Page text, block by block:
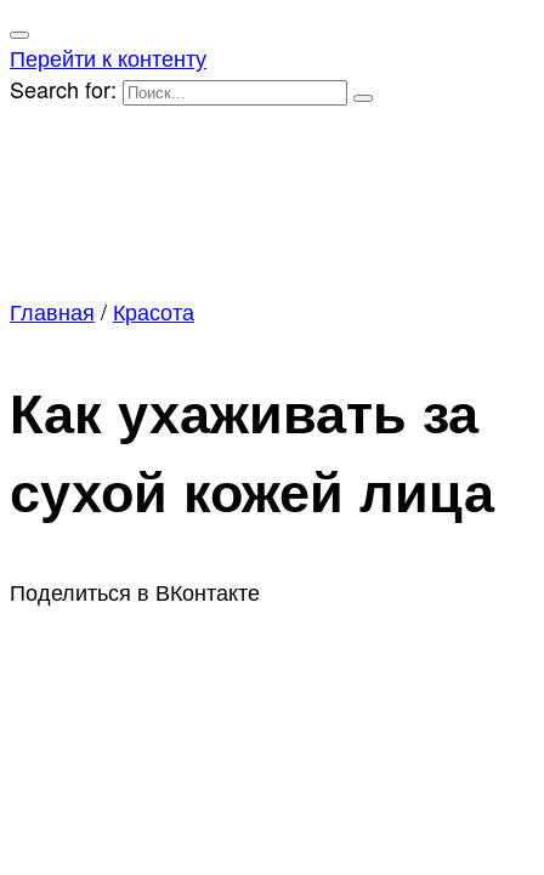
Перейти к контенту
Search for:
Главная / Красота
Как ухаживать за
сухой кожей лица
Поделиться в ВКонтакте